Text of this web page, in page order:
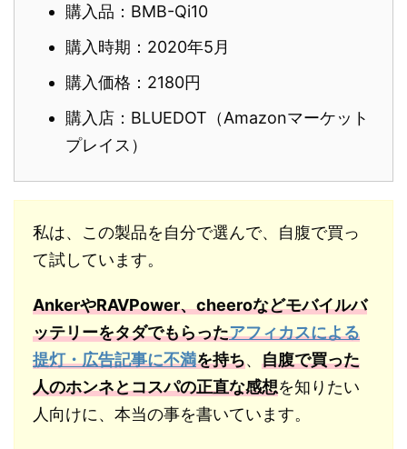
購入品：BMB-Qi10
購入時期：2020年5月
購入価格：2180円
購入店：BLUEDOT（Amazonマーケット
プレイス）
私は、この製品を自分で選んで、自腹で買っ
て試しています。
AnkerやRAVPower、cheeroなどモバイルバ
ッテリーをタダでもらったアフィカスによる
提灯・広告記事に不満を持ち、 自腹で買った
人のホンネとコスパの正直な感想を知りたい
人向けに、本当の事を書いています。